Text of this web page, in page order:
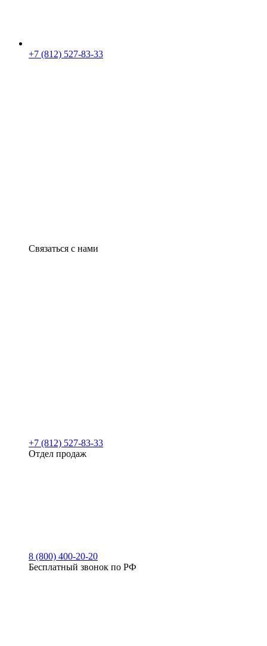
+7 (812) 527-83-33
Связаться с нами
+7 (812) 527-83-33
Отдел продаж
8 (800) 400-20-20
Бесплатный звонок по РФ